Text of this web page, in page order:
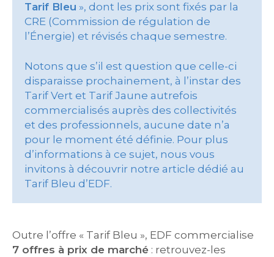
Tarif Bleu », dont les prix sont fixés par la
CRE (Commission de régulation de
l’Énergie) et révisés chaque semestre.
Notons que s’il est question que celle-ci
disparaisse prochainement, à l’instar des
Tarif Vert et Tarif Jaune autrefois
commercialisés auprès des collectivités
et des professionnels, aucune date n’a
pour le moment été définie. Pour plus
d’informations à ce sujet, nous vous
invitons à découvrir notre article dédié au
Tarif Bleu d’EDF.
Outre l’offre « Tarif Bleu », EDF commercialise
7 offres à prix de marché : retrouvez-les